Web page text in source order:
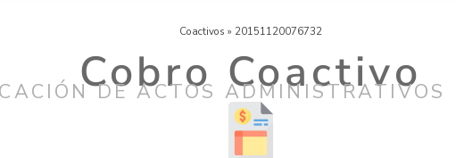
Coactivos » 20151120076732
Cobro Coactivo
DE ACTOS ADMINISTRATIVOS